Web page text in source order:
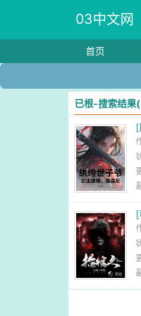
03中文网
首页
已根-搜索结果
[
[